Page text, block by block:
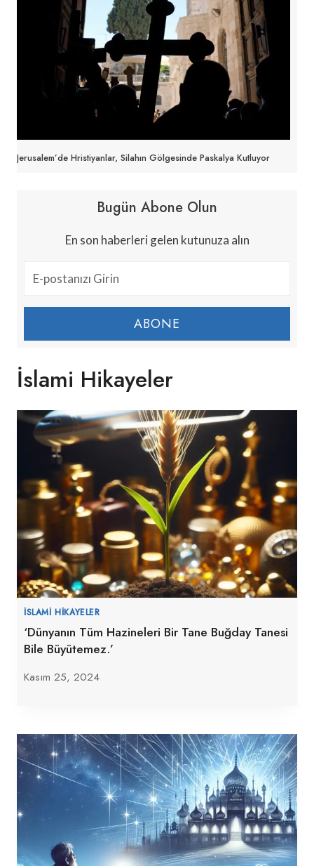
Jerusalem’de Hristiyanlar, Silahın Gölgesinde Paskalya Kutluyor
Bugün Abone Olun
En son haberleri gelen kutunuza alın
ABONE
İslami Hikayeler
İSLAMI HIKAYELER
‘Dünyanın Tüm Hazineleri Bir Tane Buğday Tanesi
Bile Büyütemez.’
Kasım 25, 2024